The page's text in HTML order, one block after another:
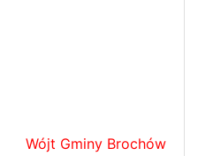
Wójt Gminy Brochów